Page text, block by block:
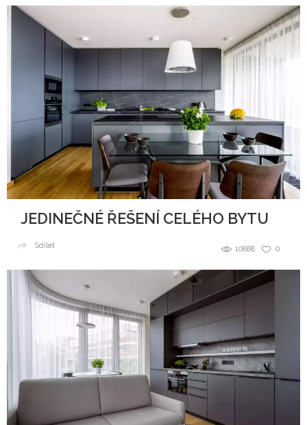
JEDINEČNÉ ŘEŠENÍ CELÉHO BYTU
0
10888
Sdílet